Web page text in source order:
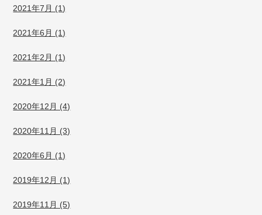
2021年7月 (1)
2021年6月 (1)
2021年2月 (1)
2021年1月 (2)
2020年12月 (4)
2020年11月 (3)
2020年6月 (1)
2019年12月 (1)
2019年11月 (5)